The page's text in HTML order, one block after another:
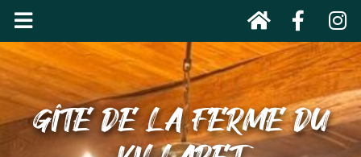
GÎTE DE LA FERME DU